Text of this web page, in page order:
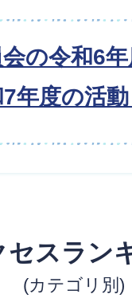
の令和6
年度の活
セスラン
(カテゴリ別)